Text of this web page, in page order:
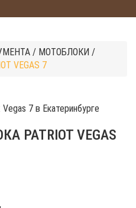
/ МОТОБЛОКИ /
VEGAS 7
PATRIOT VEGAS